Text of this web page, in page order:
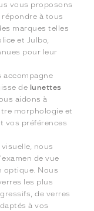
vous proposons
à tous
marques telles
et Julbo,
pour leur
accompagne
de lunettes
aidons à
morphologie et
vos préférences
nous
de vue
optique. Nous
les plus
de verres
à vos